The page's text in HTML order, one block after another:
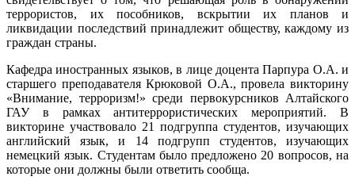
террористов, их пособников, вскрытии их планов и
ликвидации последствий принадлежит обществу, каждому из
граждан страны.
Кафедра иностранных языков, в лице доцента Парпура О.А. и
старшего преподавателя Крюковой О.А., провела викторину
«Внимание, терроризм!» среди первокурсников Алтайского
ГАУ в рамках антитеррористических мероприятий. В
викторине участвовало 21 подгруппа студентов, изучающих
английский язык, и 14 подгрупп студентов, изучающих
немецкий язык. Студентам было предложено 20 вопросов, на
которые они должны были ответить сообща.